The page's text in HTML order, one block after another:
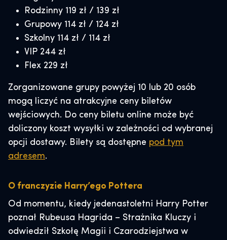
Rodzinny 119 zł / 139 zł
Grupowy 114 zł / 124 zł
Szkolny 114 zł / 114 zł
VIP 244 zł
Flex 229 zł
Zorganizowane grupy powyżej 10 lub 20 osób
mogą liczyć na atrakcyjne ceny biletów
wejściowych. Do ceny biletu online może być
doliczony koszt wysyłki w zależności od wybranej
opcji dostawy. Bilety są dostępne pod tym
adresem.
O franczyzie Harry’ego Pottera
Od momentu, kiedy jedenastoletni Harry Potter
poznał Rubeusa Hagrida – Strażnika Kluczy i
odwiedził Szkołę Magii i Czarodziejstwa w